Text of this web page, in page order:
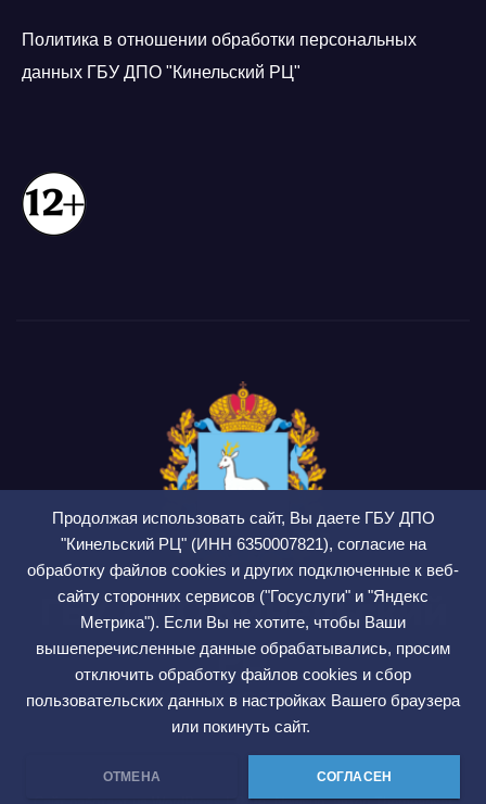
Продолжая использовать сайт, Вы даете ГБУ ДПО
"Кинельский РЦ" (ИНН 6350007821), согласие на
обработку файлов cookies и других подключенные к веб-
сайту сторонних сервисов ("Госуслуги" и "Яндекс
Метрика"). Если Вы не хотите, чтобы Ваши
вышеперечисленные данные обрабатывались, просим
отключить обработку файлов cookies и сбор
пользовательских данных в настройках Вашего браузера
или покинуть сайт.
ОТМЕНА СОГЛАСЕН
Политика в отношении обработки персональных
данных ГБУ ДПО "Кинельский РЦ"
ГБУ ДПО Кинельский
РЦ
СМИ ЭЛ № ФС 77 — 75564